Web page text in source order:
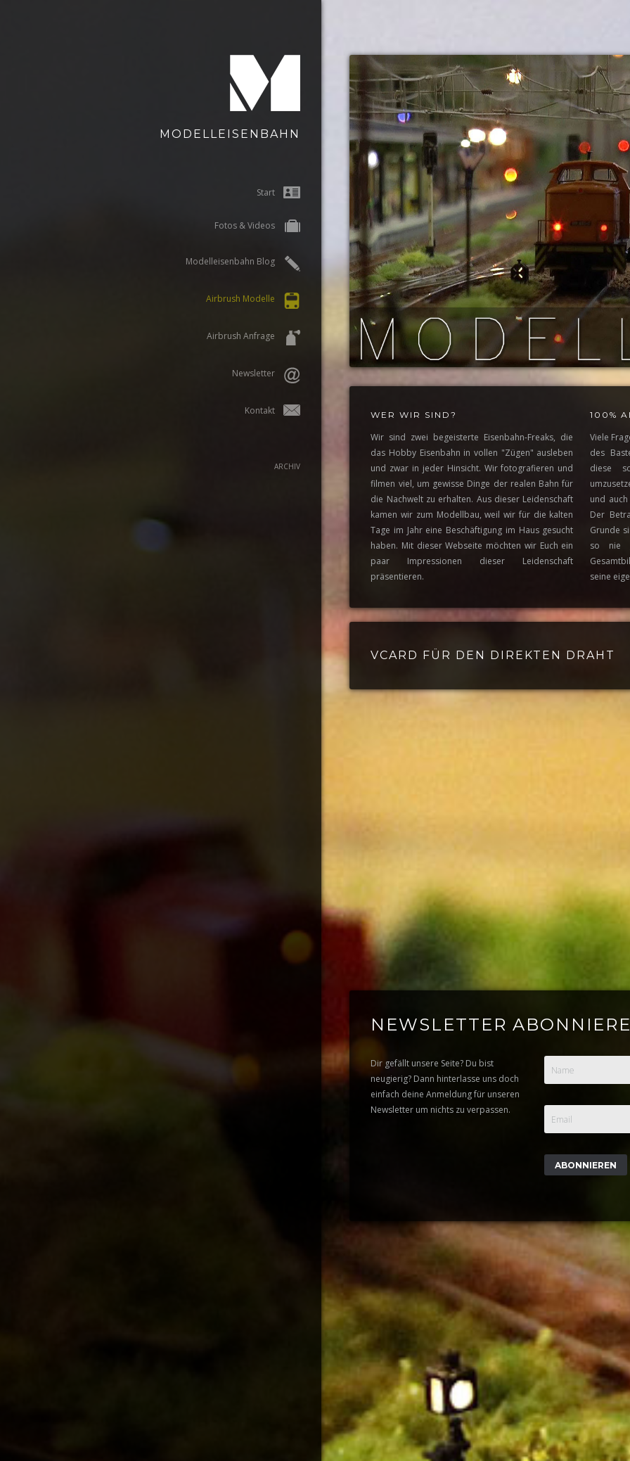
MODELLEISENBAHN
Start
Fotos & Videos
Modelleisenbahn Blog
Airbrush Modelle
Airbrush Anfrage
Newsletter
Kontakt
ARCHIV
WER WIR SIND?
Wir sind zwei begeisterte Eisenbahn-Freaks, die
das Hobby Eisenbahn in vollen "Zügen" ausleben
und zwar in jeder Hinsicht. Wir fotografieren und
filmen viel, um gewisse Dinge der realen Bahn für
die Nachwelt zu erhalten. Aus dieser Leidenschaft
kamen wir zum Modellbau, weil wir für die kalten
Tage im Jahr eine Beschäftigung im Haus gesucht
haben. Mit dieser Webseite möchten wir Euch ein
paar Impressionen dieser Leidenschaft
präsentieren.
100%
Viele
des
diese
und
Der
Grunde
so nie
seine
VCARD FÜR DEN DIREKTEN DRAHT
NEWSLETTER
Dir gefällt unsere Seite? Du bist
neugierig? Dann hinterlasse uns doch
einfach deine Anmeldung für unseren
Newsletter um nichts zu verpassen.
Name
Email
ABONNIEREN